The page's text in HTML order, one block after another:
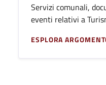
Servizi comunali,
eventi relativi a
ESPLORA